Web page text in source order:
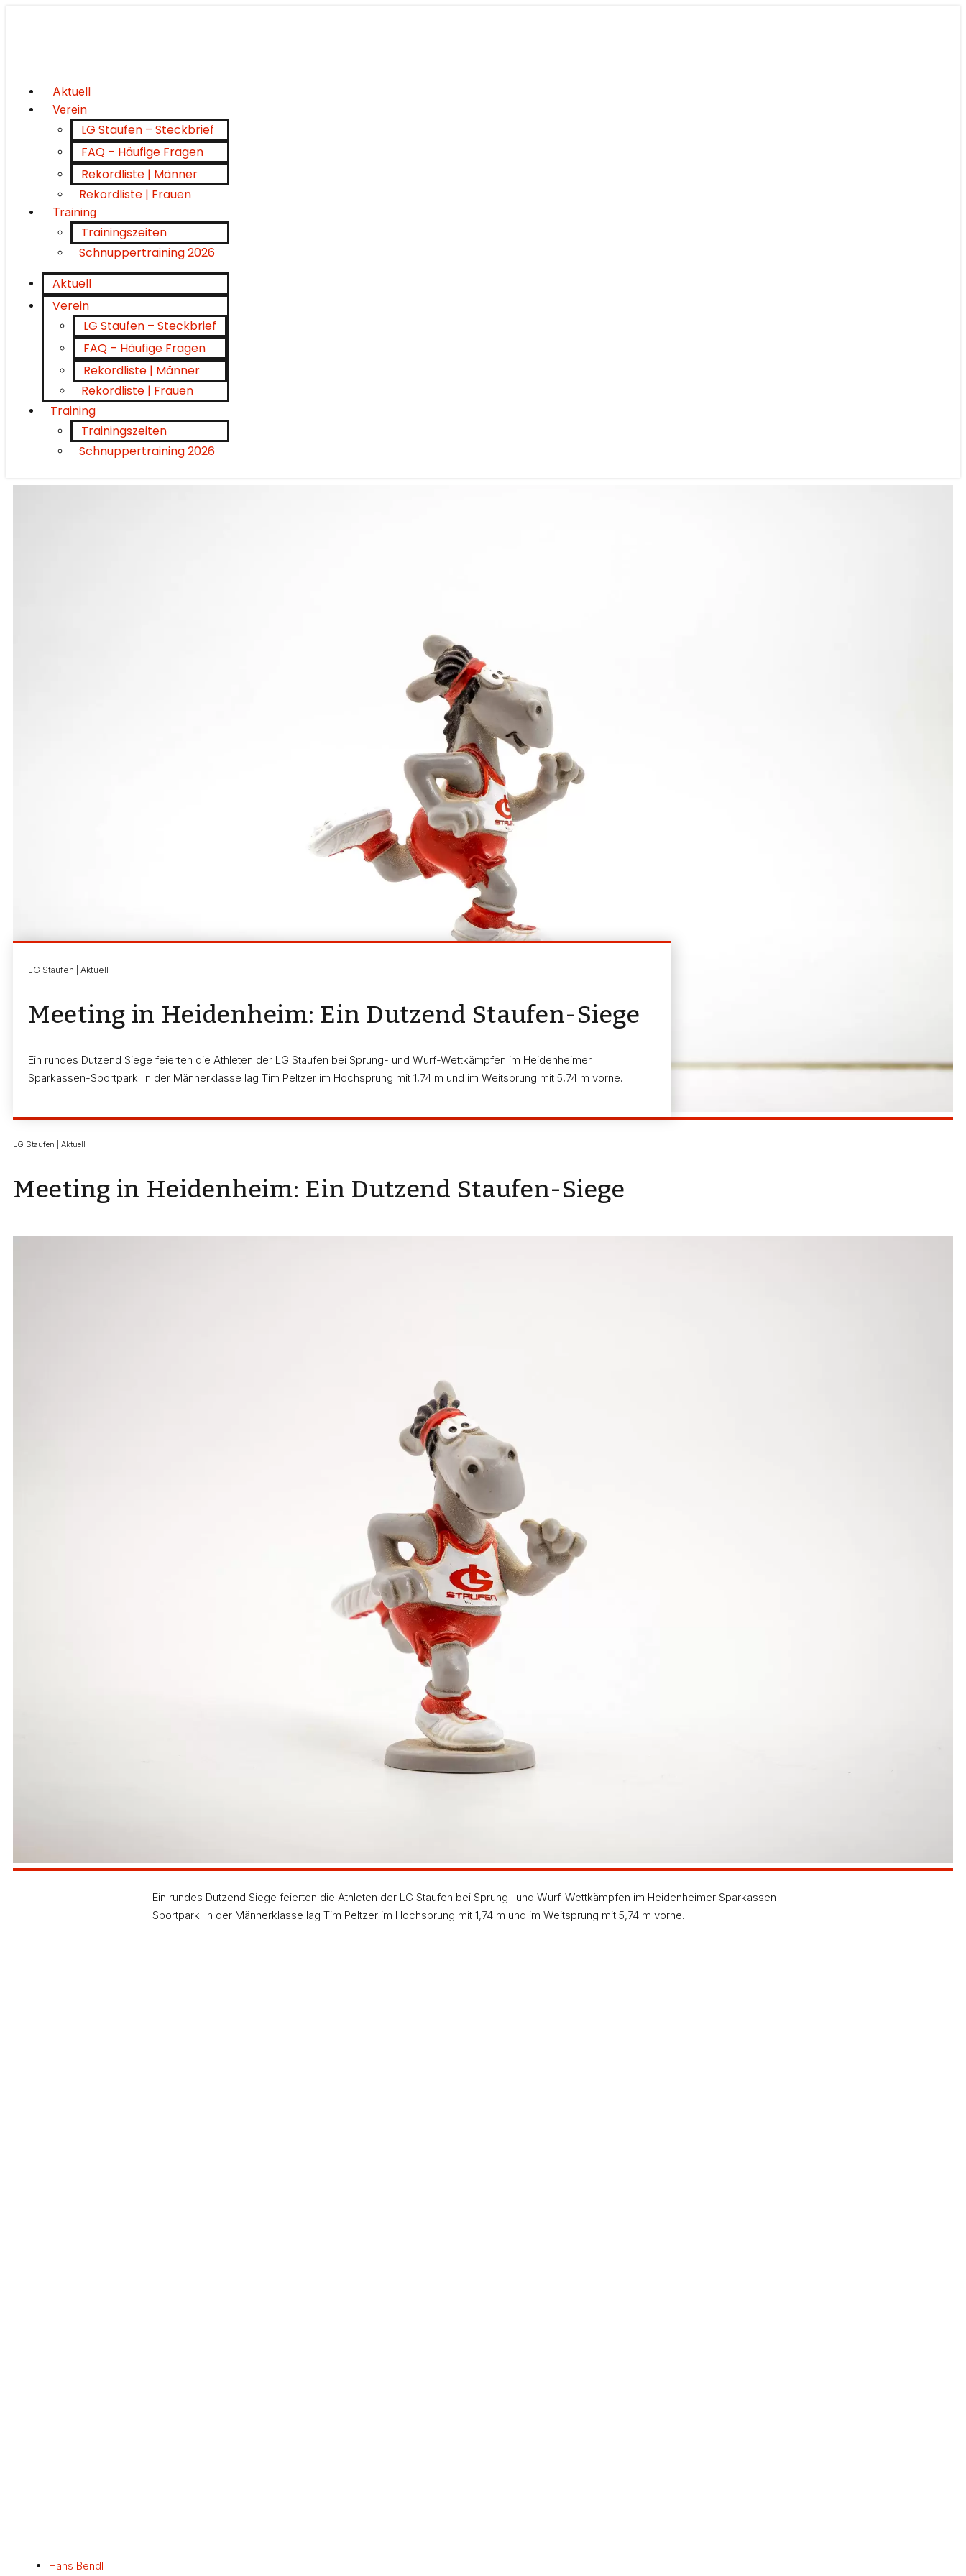
Aktuell
Verein
LG Staufen – Steckbrief
FAQ – Häufige Fragen
Rekordliste | Männer
Rekordliste | Frauen
Training
Trainingszeiten
Schnuppertraining 2026
Aktuell
Verein
LG Staufen – Steckbrief
FAQ – Häufige Fragen
Rekordliste | Männer
Rekordliste | Frauen
Training
Trainingszeiten
Schnuppertraining 2026
LG Staufen | Aktuell
Meeting in Heidenheim: Ein Dutzend Staufen-Siege
Ein rundes Dutzend Siege feierten die Athleten der LG Staufen bei Sprung- und Wurf-Wettkämpfen im Heidenheimer
Sparkassen-Sportpark. In der Männerklasse lag Tim Peltzer im Hochsprung mit 1,74 m und im Weitsprung mit 5,74 m vorne.
LG Staufen | Aktuell
Meeting in Heidenheim: Ein Dutzend Staufen-Siege
Ein rundes Dutzend Siege feierten die Athleten der LG Staufen bei Sprung- und Wurf-Wettkämpfen im Heidenheimer Sparkassen-
Sportpark. In der Männerklasse lag Tim Peltzer im Hochsprung mit 1,74 m und im Weitsprung mit 5,74 m vorne.
Als Dritter des Speerwurfs steigerte er sich um drei Meter auf 36,52 m. Der württembergische Hallenmeister im Siebenkampf, Manuel Klusik, verbuchte in
der Jugend U20 gleich vier Siege: im Hochsprung mit 1,74 m, im Weitsprung mit 6,12 m, im Kugelstoßen mit 10,60 m und im Speerwerfen mit 35,69 m. In
U18 verbesserte sich Dominik Petzold als Zweiter mit der Kugel auf 12,25 m. Den Speerwurf holte er sich mit 44,97 m.
Bei der weiblichen Jugend U20 belegten Annika Ilg (4,62 m) und Jessica Scheu (4,50 m) im Weitsprung die Plätze 2 und 3. In der Jugend U18 steigerte sich
Hochsprung-Siegerin Arirat Arpert um einen Zentimeter auf beachtliche 1,61 m vor Nina Sigloch (1,55 m) und Karin Dempewolf sowie Saskia Nemec (beide
1,49 m). Den Weitsprung beherrschte Nina Sigloch, wobei sie mit respektablen 5,31 m ihren Hausrekord um zehn Zentimeter übertraf. Leonie Schönsee
Beim Kugelstoßen steigerte sich Leonie Schönsee von 9,45 m auf 10,10 m und gewann damit vor Nina Sigloch (9,92 m), Arirat Arpert mit 9,24 m und Sophie
Bauder mit 8,35 m. Mit dem Speer übertrafen die ersten Drei die 30-m-Marke: Sigloch 30,63 m, Dempewolf 30,45 m, Schönsee 30,18 m.
Hans Bendl